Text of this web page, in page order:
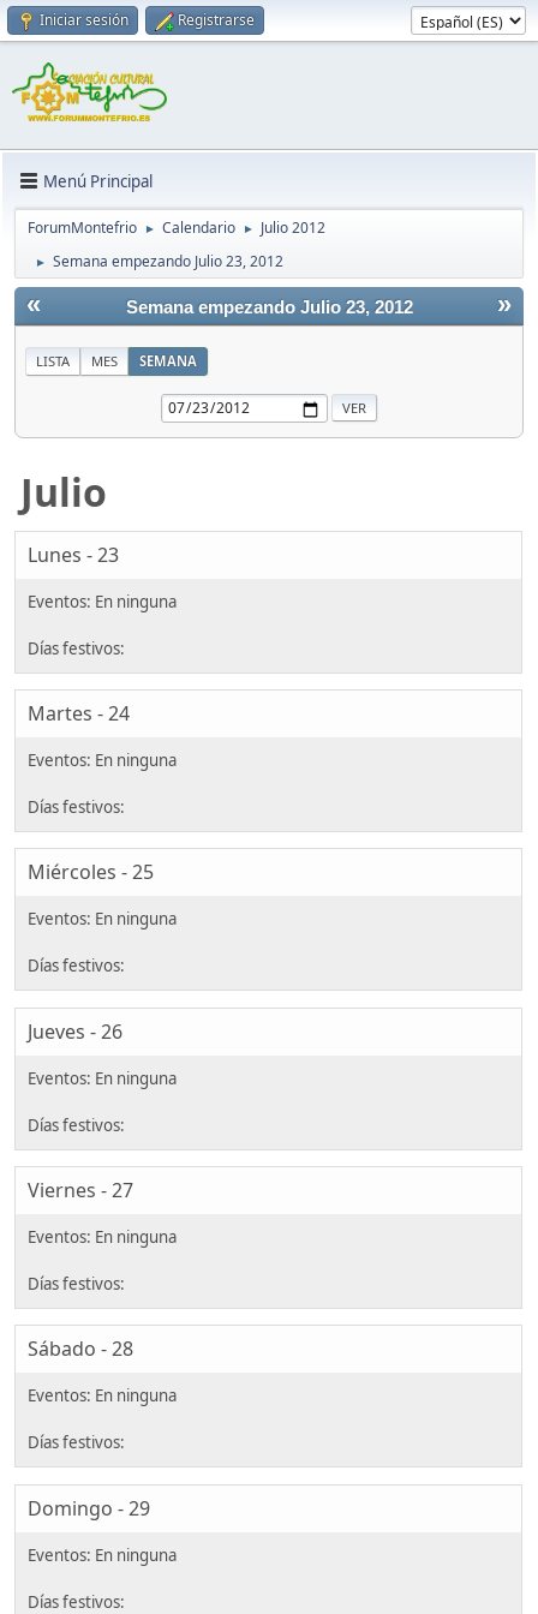
Iniciar sesión Registrarse
Menú Principal
ForumMontefrio ► Calendario ► Julio 2012
► Semana empezando Julio 23, 2012
« »
Semana empezando Julio 23, 2012
LISTA MES SEMANA
Julio
Lunes - 23
Martes - 24
Miércoles - 25
Jueves - 26
Viernes - 27
Sábado - 28
Domingo - 29